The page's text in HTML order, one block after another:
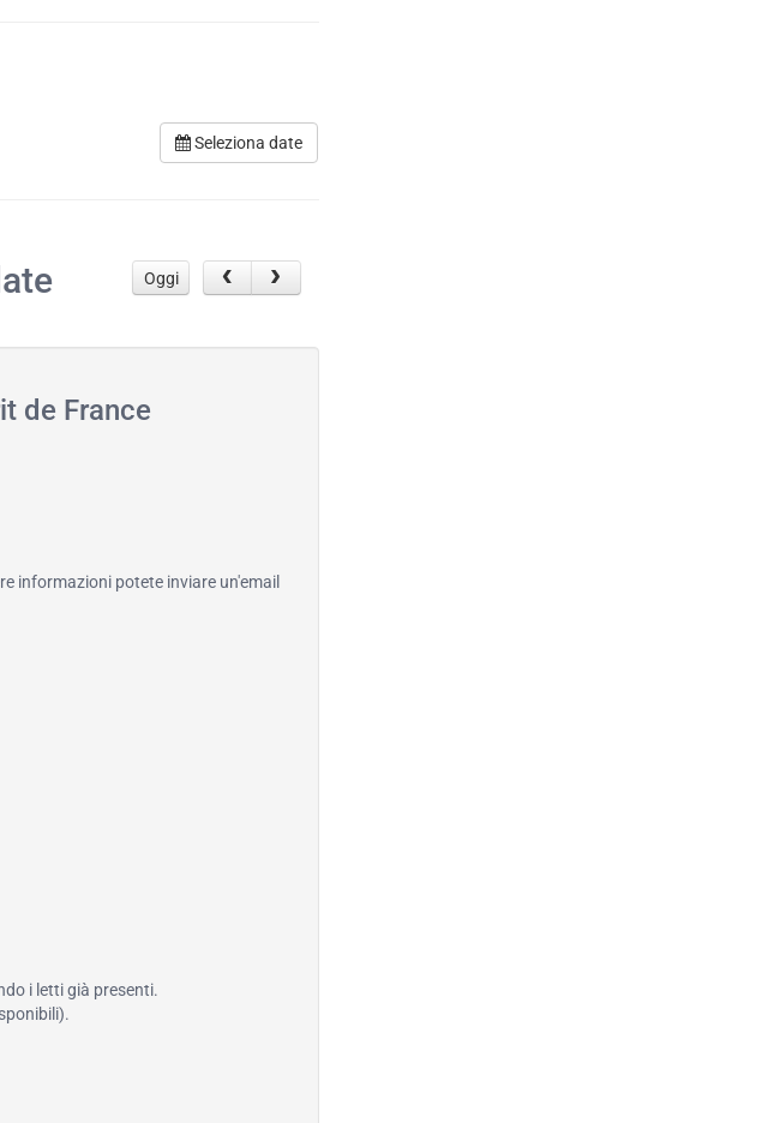
Seleziona date
Oggi
de France
informazioni potete inviare un'email
i letti già presenti.